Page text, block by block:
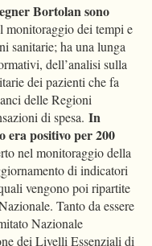
Bortolan sono
monitoraggio dei tempi e
sanitarie; ha una lunga
dell’analisi sulla
dei pazienti che fa
delle Regioni
di spesa. In
era positivo per 200
nel monitoraggio della
di indicatori
vengono poi ripartite
Tanto da essere
Nazionale
dei Livelli Essenziali di